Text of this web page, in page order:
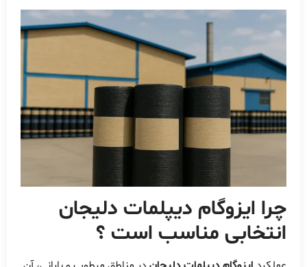
چرا ایزوگام دیپلمات دلیجان
انتخابی مناسب است ؟